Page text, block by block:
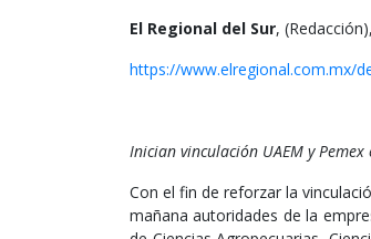
El Regional del Sur, (Redacción),
https://www.elregional.com.mx/
Inician vinculación UAEM y
Con el fin de reforzar la
mañana autoridades de la